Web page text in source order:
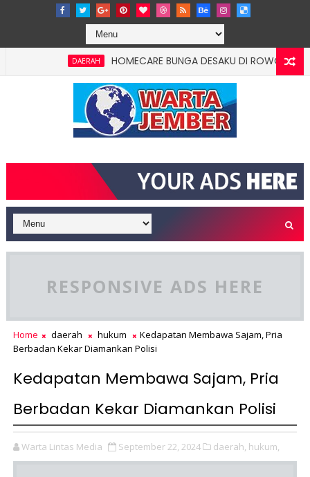
HOMECARE BUNGA DESAKU DI ROWOTAMTU:
RESPONSIVE ADS HERE
Home daerah hukum
Kedapatan Membawa Sajam, Pria
Berbadan Kekar Diamankan Polisi
Kedapatan Membawa Sajam, Pria
Berbadan Kekar Diamankan Polisi
Warta Lintas Media September 22, 2024 daerah, hukum,